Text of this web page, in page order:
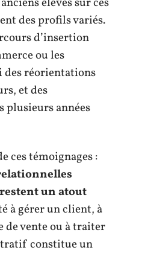
des profils variés.
d’insertion
ou les
des réorientations
et des
plusieurs années
ces témoignages :
un atout
à gérer un client, à
de vente ou à traiter
constitue un